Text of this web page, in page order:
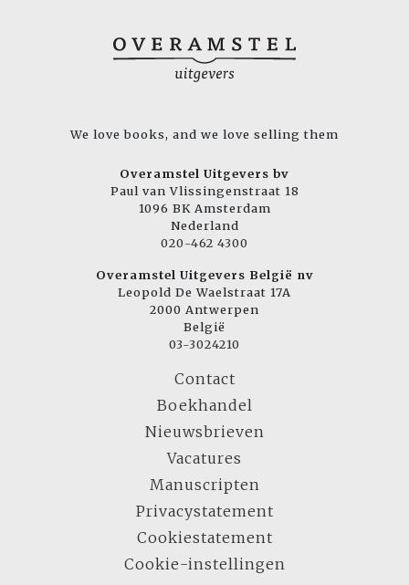
We love books, and we love selling them
Overamstel Uitgevers bv
Paul van Vlissingenstraat 18
1096 BK Amsterdam
Nederland
020-462 4300
Overamstel Uitgevers België nv
Leopold De Waelstraat 17A
2000 Antwerpen
België
03-3024210
Contact
Boekhandel
Nieuwsbrieven
Vacatures
Manuscripten
Privacystatement
Cookiestatement
Cookie-instellingen